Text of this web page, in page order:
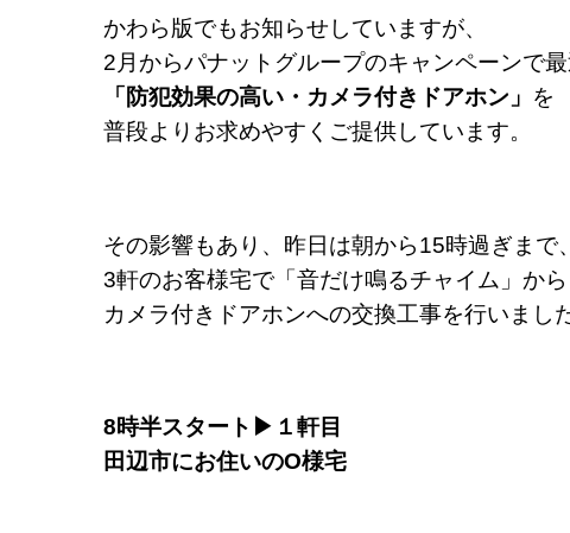
かわら版でもお知らせしていますが、
2月からパナットグループのキャンペーンで
「防犯効果の高い・カメラ付きドアホン」 を
普段よりお求めやすくご提供しています。
その影響もあり、昨日は朝から15時過ぎまで、
3軒のお客様宅で「音だけ鳴るチャイム」から
カメラ付きドアホンへの交換工事を行いました
8時半スタート▶１軒目
田辺市にお住いのO様宅